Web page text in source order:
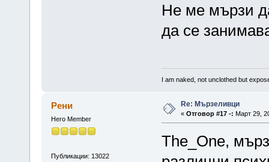
Не ме мързи
да се
I am naked, not unclothed but
Рени
Hero Member
Публикации: 13022
Re: Мързеливци
« Отговор #17 -: Март 29,
The_One,